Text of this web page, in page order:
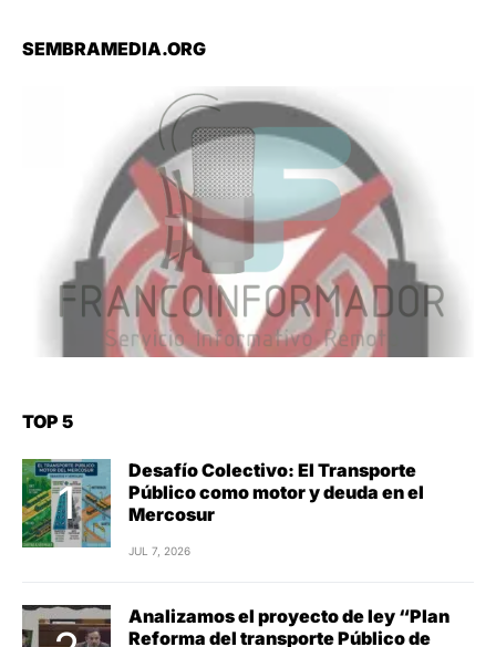
SEMBRAMEDIA.ORG
TOP 5
Desafío Colectivo: El Transporte
Público como motor y deuda en el
Mercosur
JUL 7, 2026
Analizamos el proyecto de ley “Plan
Reforma del transporte Público de